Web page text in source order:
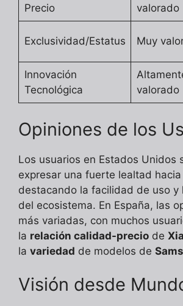
Precio
valorado
Exclusividad/Estatus Muy
Innovación
Tecnológica
valorado
Opiniones de los
Los usuarios en Estados Unidos
expresar una fuerte lealtad hacia
destacando la facilidad de uso y
del ecosistema. En España, las
más variadas, con muchos
la relación calidad-precio de
la variedad de modelos de
Visión desde